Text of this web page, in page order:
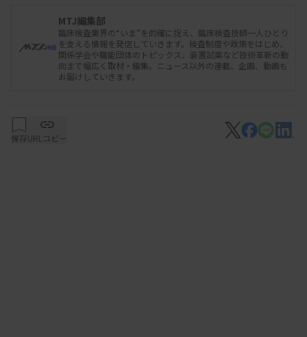
が、この事業により3～5日へと短縮できたとしてい
る。
MTJ編集部
臨床検査業界の“いま”を的確に捉え、臨床検査技師一人ひとり
を支える情報を発信していきます。検査制度や政策をはじめ、
関係学会や職能団体のトピックス、装置試薬など技術革新の動
向まで幅広く取材・編集。ニュース以外の連載、企画、動画も
お届けしていきます。
保存URLコピー